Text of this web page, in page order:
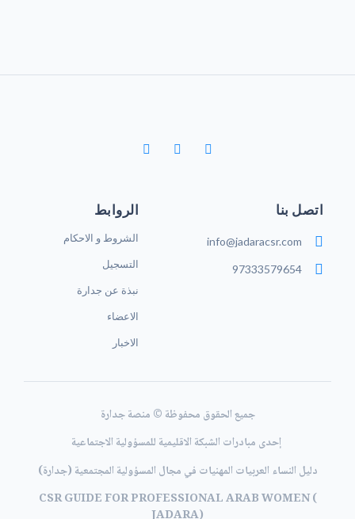
اتصل بنا
info@jadaracsr.com
97333579654⁩
الروابط
الشروط و الاحكام
التسجيل
نبذة عن جدارة
الاعضاء
الاخبار
جميع الحقوق محفوظة © منصة جدارة
إحدى مبادرات الشبكة الاقليمية للمسؤولية الاجتماعية
دليل النساء العربيات المهنيات في مجال المسؤولية المجتمعية (جدارة)
CSR GUIDE FOR PROFESSIONAL ARAB WOMEN (